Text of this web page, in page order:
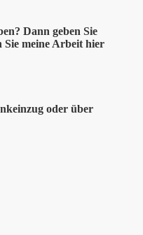
Dann geben Sie
Sie meine Arbeit hier
oder über